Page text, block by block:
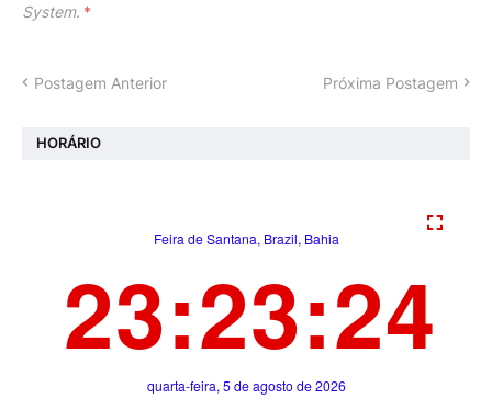
System. *
Postagem Anterior Próxima Postagem
HORÁRIO